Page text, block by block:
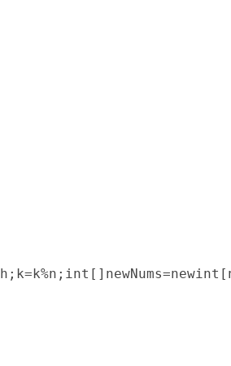
; k=k%n ; int [ ] newNums=newint [